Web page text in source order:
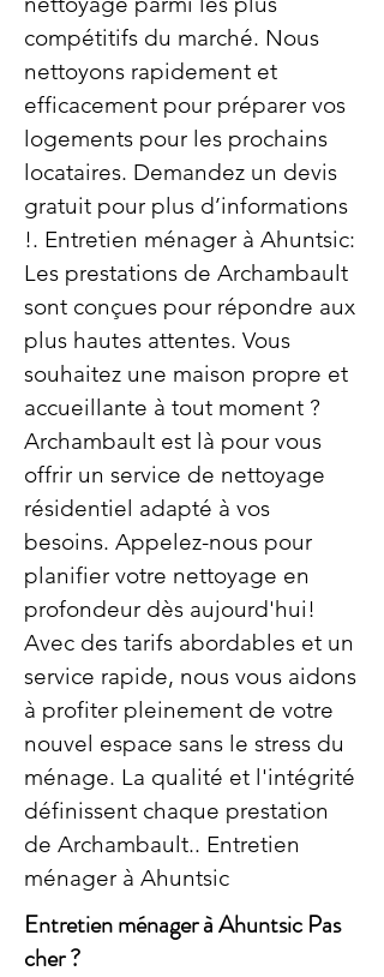
compétitifs du marché. Nous
nettoyons rapidement et
efficacement pour préparer vos
logements pour les prochains
locataires. Demandez un devis
gratuit pour plus d’informations
!. Entretien ménager à Ahuntsic:
Les prestations de Archambault
sont conçues pour répondre aux
plus hautes attentes. Vous
souhaitez une maison propre et
accueillante à tout moment ?
Archambault est là pour vous
offrir un service de nettoyage
résidentiel adapté à vos
besoins. Appelez-nous pour
planifier votre nettoyage en
profondeur dès aujourd'hui!
Avec des tarifs abordables et un
service rapide, nous vous aidons
à profiter pleinement de votre
nouvel espace sans le stress du
ménage. La qualité et l'intégrité
définissent chaque prestation
de Archambault.. Entretien
ménager à Ahuntsic
Entretien ménager à Ahuntsic Pas
cher ?